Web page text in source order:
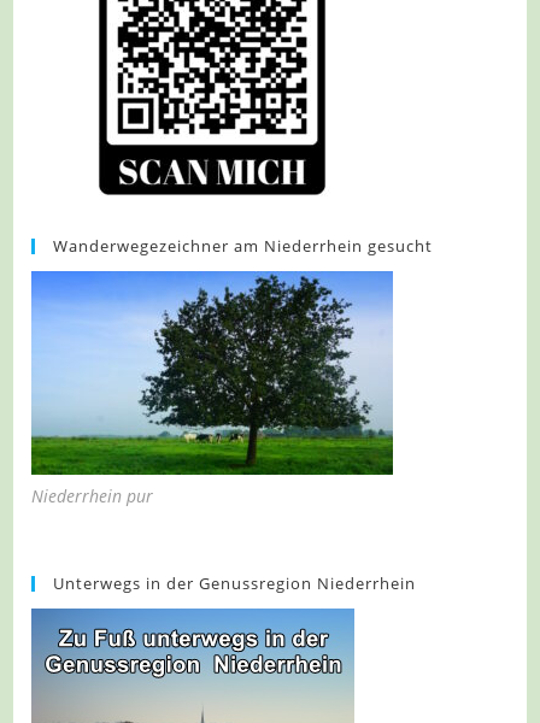
Wanderwegezeichner am Niederrhein gesucht
Niederrhein pur
Unterwegs in der Genussregion Niederrhein